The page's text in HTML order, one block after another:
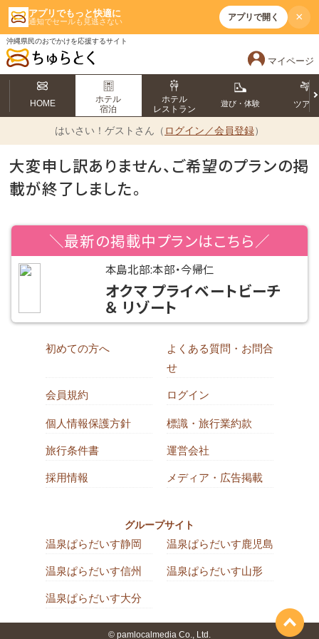
アプリでもっと快適に
通知でセールも見逃さない アプリで開く ×
沖縄県民のおでかけを応援するサイト
マイページ
HOME
ホテル
宿泊
ホテル
レストラン
遊び・体験 ツアー
はいさい！ ゲストさん（ ログイン／会員登録）
大変申し訳ありません、ご希望のプランの掲
載が終了しました。
＼最新の掲載中プランはこちら／
本島北部:本部・今帰仁
オクマ プライベートビーチ
＆ リゾート
初めての方へ
よくある質問・お問合
せ
会員規約 ログイン
個人情報保護方針 標識・旅行業約款
旅行条件書 運営会社
採用情報 メディア・広告掲載
グループサイト
温泉ぱらだいす静岡 温泉ぱらだいす鹿児島
温泉ぱらだいす信州 温泉ぱらだいす山形
温泉ぱらだいす大分
© pamlocalmedia Co., Ltd.